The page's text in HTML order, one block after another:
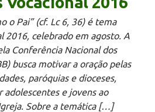
o Pai” (cf. Lc 6, 36) é tema
2016, celebrado em agosto. A
Conferência Nacional dos
busca motivar a oração pelas
paróquias e dioceses,
adolescentes e jovens ao
Sobre a temática […]